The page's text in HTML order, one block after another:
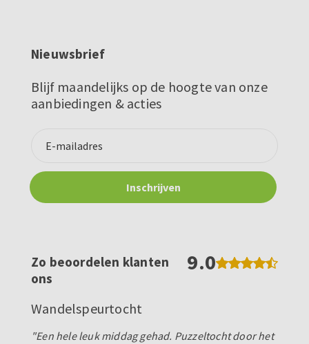
Nieuwsbrief
Blijf maandelijks op de hoogte van onze
aanbiedingen & acties
Zo beoordelen klanten
ons
9.0
Wandelspeurtocht
"Een hele leuk middag gehad. Puzzeltocht door het